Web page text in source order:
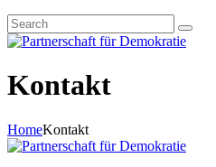
Kontakt
HomeKontakt